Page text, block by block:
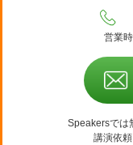
営業
Speakersでは
講演依